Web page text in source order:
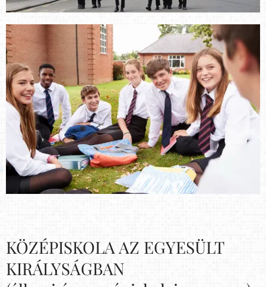
KÖZÉPISKOLA AZ EGYESÜLT
KIRÁLYSÁGBAN